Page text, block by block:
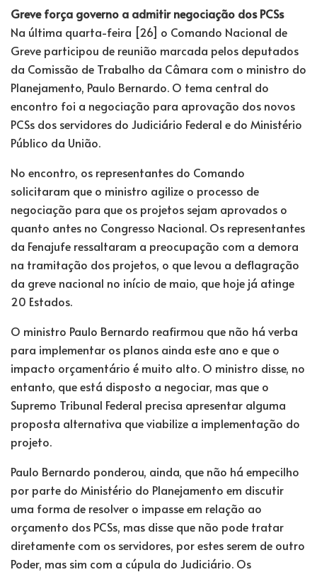
Greve força governo a admitir negociação dos PCSs
Na última quarta-feira [26] o Comando Nacional de
Greve participou de reunião marcada pelos deputados
da Comissão de Trabalho da Câmara com o ministro do
Planejamento, Paulo Bernardo. O tema central do
encontro foi a negociação para aprovação dos novos
PCSs dos servidores do Judiciário Federal e do Ministério
Público da União.
No encontro, os representantes do Comando
solicitaram que o ministro agilize o processo de
negociação para que os projetos sejam aprovados o
quanto antes no Congresso Nacional. Os representantes
da Fenajufe ressaltaram a preocupação com a demora
na tramitação dos projetos, o que levou a deflagração
da greve nacional no início de maio, que hoje já atinge
20 Estados.
O ministro Paulo Bernardo reafirmou que não há verba
para implementar os planos ainda este ano e que o
impacto orçamentário é muito alto. O ministro disse, no
entanto, que está disposto a negociar, mas que o
Supremo Tribunal Federal precisa apresentar alguma
proposta alternativa que viabilize a implementação do
projeto.
Paulo Bernardo ponderou, ainda, que não há empecilho
por parte do Ministério do Planejamento em discutir
uma forma de resolver o impasse em relação ao
orçamento dos PCSs, mas disse que não pode tratar
diretamente com os servidores, por estes serem de outro
Poder, mas sim com a cúpula do Judiciário. Os